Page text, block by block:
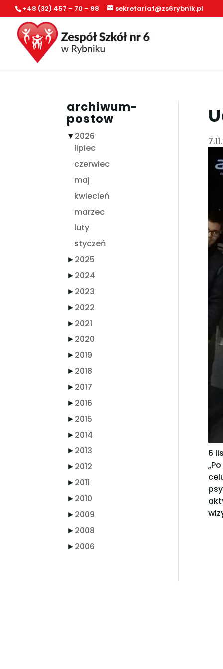
+48 (32) 457 – 70 – 98 sekretariat@zs6rybnik.pl
archiwum-
postow
▼2026
lipiec
czerwiec
maj
kwiecień
marzec
luty
styczeń
►2025
►2024
►2023
►2022
►2021
►2020
►2019
►2018
►2017
►2016
►2015
►2014
►2013
►2012
►2011
►2010
►2009
►2008
►2006
6